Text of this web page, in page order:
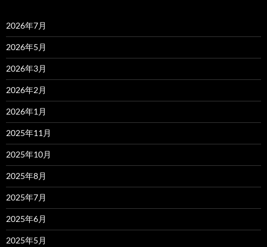
2026年7月
2026年5月
2026年3月
2026年2月
2026年1月
2025年11月
2025年10月
2025年8月
2025年7月
2025年6月
2025年5月